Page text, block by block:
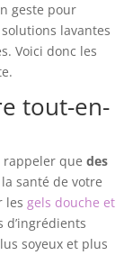
geste pour
lavantes
Voici donc les
tout-en-
rappeler quedes
santé de votre
lesgels douche et
soyeux et plus